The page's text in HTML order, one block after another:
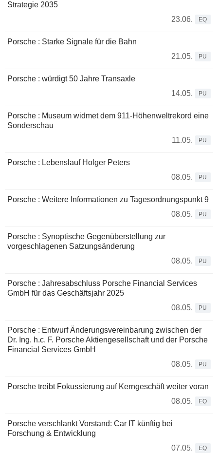
Strategie 2035
23.06.
EQ
Porsche : Starke Signale für die Bahn
21.05.
PU
Porsche : würdigt 50 Jahre Transaxle
14.05.
PU
Porsche : Museum widmet dem 911-Höhenweltrekord eine
Sonderschau
11.05.
PU
Porsche : Lebenslauf Holger Peters
08.05.
PU
Porsche : Weitere Informationen zu Tagesordnungspunkt 9
08.05.
PU
Porsche : Synoptische Gegenüberstellung zur
vorgeschlagenen Satzungsänderung
08.05.
PU
Porsche : Jahresabschluss Porsche Financial Services
GmbH für das Geschäftsjahr 2025
08.05.
PU
Porsche : Entwurf Änderungsvereinbarung zwischen der
Dr. Ing. h.c. F. Porsche Aktiengesellschaft und der Porsche
Financial Services GmbH
08.05.
PU
Porsche treibt Fokussierung auf Kerngeschäft weiter voran
08.05.
EQ
Porsche verschlankt Vorstand: Car IT künftig bei
Forschung & Entwicklung
07.05.
EQ